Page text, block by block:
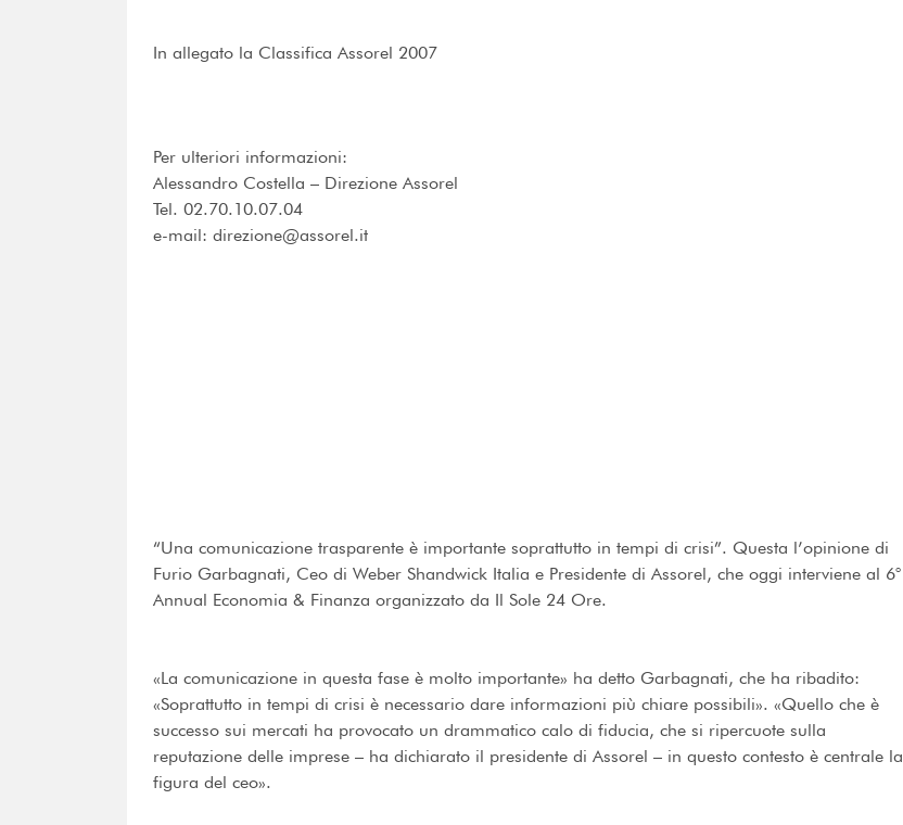
In allegato la Classifica Assorel 2007
Per ulteriori informazioni:
Alessandro Costella – Direzione Assorel
Tel. 02.70.10.07.04
e-mail: direzione@assorel.it
“Una comunicazione trasparente è importante soprattutto in tempi di crisi”. Questa l’opinione di
Furio Garbagnati, Ceo di Weber Shandwick Italia e Presidente di Assorel, che oggi interviene al 6°
Annual Economia & Finanza organizzato da Il Sole 24 Ore.
«La comunicazione in questa fase è molto importante» ha detto Garbagnati, che ha ribadito:
«Soprattutto in tempi di crisi è necessario dare informazioni più chiare possibili». «Quello che è
successo sui mercati ha provocato un drammatico calo di fiducia, che si ripercuote sulla
reputazione delle imprese – ha dichiarato il presidente di Assorel – in questo contesto è centrale la
figura del ceo».